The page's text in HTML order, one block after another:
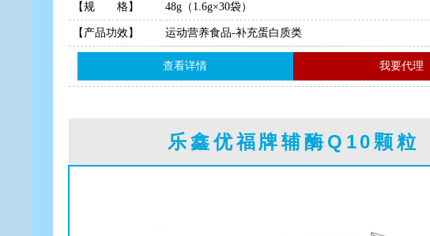
【规 格】 48g（1.6g×30袋）
【产品功效】 运动营养食品-补充蛋白质类
查看详情 我要代理
乐鑫优福牌辅酶Q10颗粒